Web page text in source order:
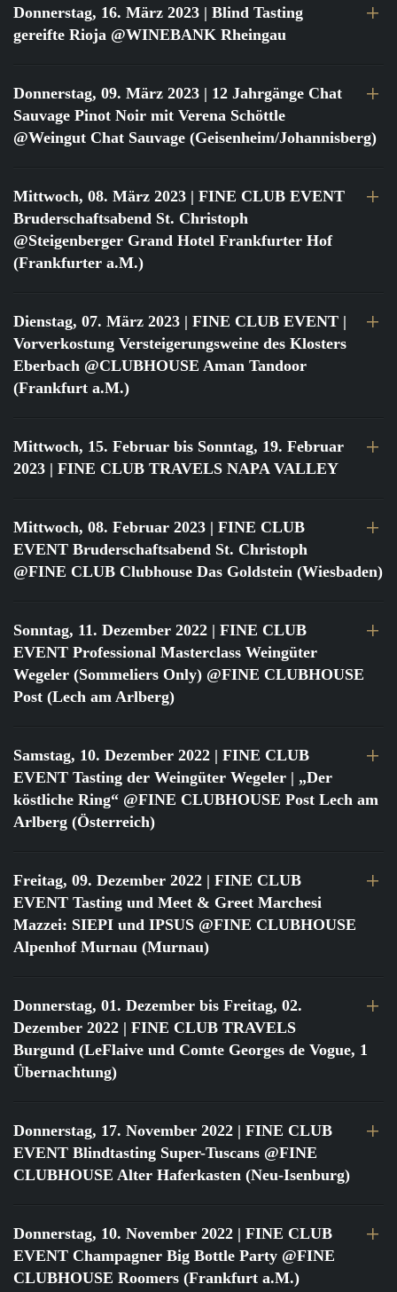
Donnerstag, 16. März 2023 | Blind Tasting
gereifte Rioja @WINEBANK Rheingau
Donnerstag, 09. März 2023 | 12 Jahrgänge Chat
Sauvage Pinot Noir mit Verena Schöttle
@Weingut Chat Sauvage (Geisenheim/Johannisberg)
Mittwoch, 08. März 2023 | FINE CLUB EVENT
Bruderschaftsabend St. Christoph
@Steigenberger Grand Hotel Frankfurter Hof
(Frankfurter a.M.)
Dienstag, 07. März 2023 | FINE CLUB EVENT |
Vorverkostung Versteigerungsweine des Klosters
Eberbach @CLUBHOUSE Aman Tandoor
(Frankfurt a.M.)
Mittwoch, 15. Februar bis Sonntag, 19. Februar
2023 | FINE CLUB TRAVELS NAPA VALLEY
Mittwoch, 08. Februar 2023 | FINE CLUB
EVENT Bruderschaftsabend St. Christoph
@FINE CLUB Clubhouse Das Goldstein (Wiesbaden)
Sonntag, 11. Dezember 2022 | FINE CLUB
EVENT Professional Masterclass Weingüter
Wegeler (Sommeliers Only) @FINE CLUBHOUSE
Post (Lech am Arlberg)
Samstag, 10. Dezember 2022 | FINE CLUB
EVENT Tasting der Weingüter Wegeler | „Der
köstliche Ring“ @FINE CLUBHOUSE Post Lech am
Arlberg (Österreich)
Freitag, 09. Dezember 2022 | FINE CLUB
EVENT Tasting und Meet & Greet Marchesi
Mazzei: SIEPI und IPSUS @FINE CLUBHOUSE
Alpenhof Murnau (Murnau)
Donnerstag, 01. Dezember bis Freitag, 02.
Dezember 2022 | FINE CLUB TRAVELS
Burgund (LeFlaive und Comte Georges de Vogue, 1
Übernachtung)
Donnerstag, 17. November 2022 | FINE CLUB
EVENT Blindtasting Super-Tuscans @FINE
CLUBHOUSE Alter Haferkasten (Neu-Isenburg)
Donnerstag, 10. November 2022 | FINE CLUB
EVENT Champagner Big Bottle Party @FINE
CLUBHOUSE Roomers (Frankfurt a.M.)